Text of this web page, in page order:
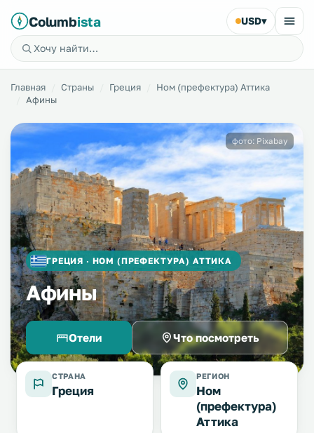
Columbista USD▾
Главная Страны Греция
Ном (префектура) Аттика
Афины
ГРЕЦИЯ · НОМ (ПРЕФЕКТУРА) АТТИКА
Афины
Отели Что посмотреть
фото: Pixabay
СТРАНА
Греция
РЕГИОН
Ном
(префектура)
Аттика